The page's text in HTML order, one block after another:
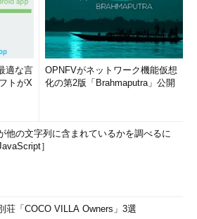
適な言
トがX
OPNFVがネットワーク機能仮想
化の第2版「Brahmaputra」公開
他の文字列に含まれているかを調べるに
］
荘「COCO VILLA Owners」3選